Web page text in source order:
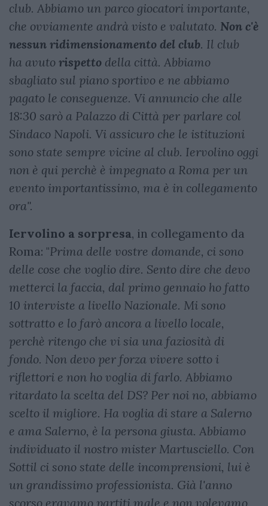
club. Abbiamo un parco giocatori importante,
che ovviamente andrà visto e valutato. Non c'è
nessun ridimensionamento del club. Il club
ha avuto rispetto della città. Abbiamo
sbagliato sul piano sportivo e ne abbiamo
pagato le conseguenze. Vi annuncio che alle
18:30 sarò a Palazzo di Città per parlare col
Sindaco Napoli. Vi assicuro che le istituzioni
sono state sempre vicine al club. Iervolino oggi
non è qui perchè è impegnato a Roma per un
evento importantissimo, ma è in collegamento
ora".
Iervolino a sorpresa, in collegamento da
Roma: "Prima delle vostre domande, ci sono
delle cose che voglio dire. Sento dire che devo
metterci la faccia, dal primo gennaio ho fatto
10 interviste a livello Nazionale. Mi sono
sottratto e lo farò ancora a livello locale,
perchè ritengo che vi sia una faziosità di
fondo. Non devo per forza vivere sotto i
riflettori e non ho voglia di farlo. Abbiamo
ritardato la scelta del DS? Per noi no, abbiamo
scelto il migliore. Ha voglia di stare a Salerno
e ama Salerno, è la persona giusta. Abbiamo
individuato il nostro mister Martusciello. Con
Sottil ci sono state delle incomprensioni, lui è
un grandissimo professionista. Già l'anno
scorso eravamo partiti male e non volevamo